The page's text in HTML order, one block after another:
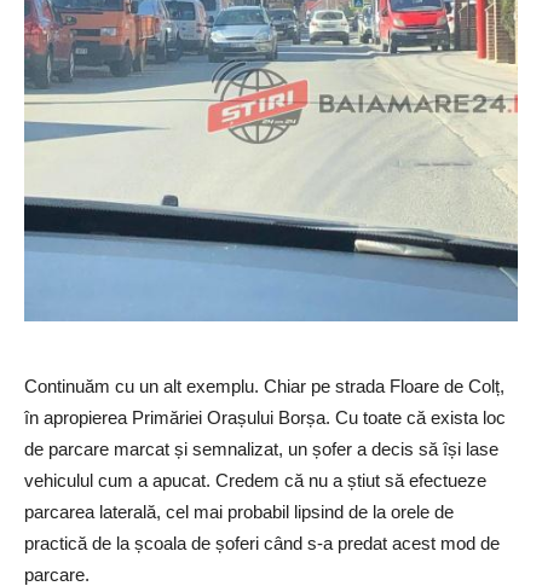
Continuăm cu un alt exemplu. Chiar pe strada Floare de Colț,
în apropierea Primăriei Orașului Borșa. Cu toate că exista loc
de parcare marcat și semnalizat, un șofer a decis să își lase
vehiculul cum a apucat. Credem că nu a știut să efectueze
parcarea laterală, cel mai probabil lipsind de la orele de
practică de la școala de șoferi când s-a predat acest mod de
parcare.